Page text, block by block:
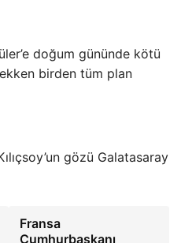
doğum gününde kötü
birden tüm plan
gözü Galatasaray
Fransa
Cumhurbaşkanı